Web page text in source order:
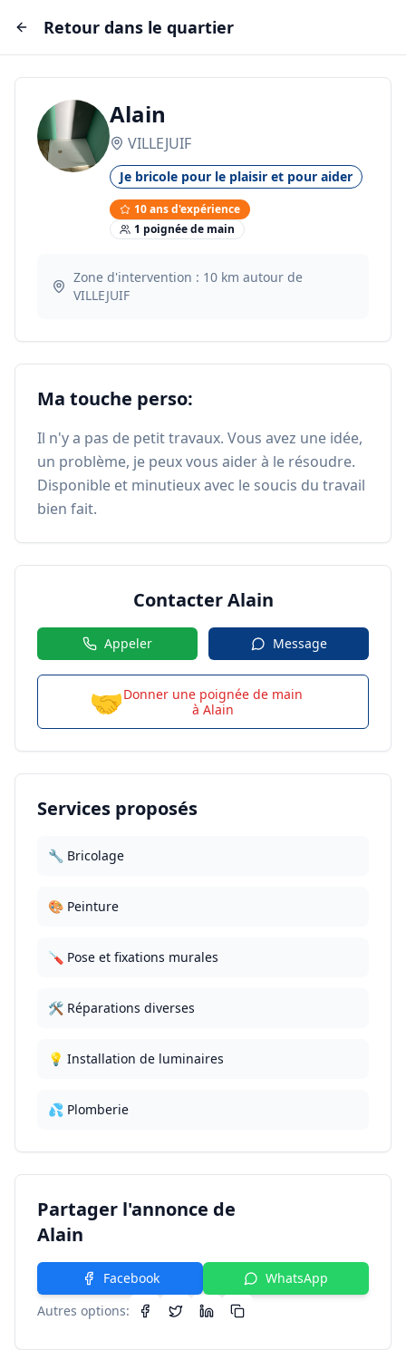
Retour dans le quartier
Alain
VILLEJUIF
Je bricole pour le plaisir et pour aider
10ans d'expérience
1 poignéede main
Zone d'intervention : 10km autour de
VILLEJUIF
Ma touche perso:
Il n'y a pas de petit travaux. Vous avez une idée,
un problème, je peux vous aider à le résoudre.
Disponible et minutieux avec le soucis du travail
bien fait.
ContacterAlain
Appeler Message
🤝Donner une poignée de main
à Alain
Services proposés
🔧 Bricolage
🎨 Peinture
🪛 Pose et fixations murales
🛠️ Réparations diverses
💡 Installation de luminaires
💦 Plomberie
Partager l'annonce de
Alain
Facebook
WhatsApp
Autres options: